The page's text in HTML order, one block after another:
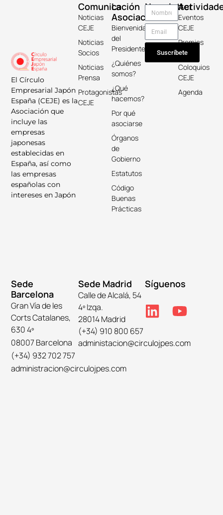
El Círculo
Empresarial Japón
España (CEJE) es la
Asociación que
incluye las
empresas
japonesas
establecidas en
España, así como
las empresas
españolas con
intereses en Japón
La
Asociación
Bienvenida
del
Presidente
¿Quiénes
somos?
¿Qué
hacemos?
Por qué
asociarse
Órganos
de
Gobierno
Estatutos
Código
Buenas
Prácticas
Comunicación
Noticias
CEJE
Noticias
Socios
Noticias
Prensa
Protagonistas
CEJE
Eventos
CEJE
Premios
Keicho
Coloquios
CEJE
Agenda
Newsletter
Suscríbete
Sede
Barcelona
Gran Vía de les
Corts Catalanes,
630 4º
08007 Barcelona
(+34) 932 702 757
administracion@circulojpes.com
Sede Madrid
Calle de Alcalá, 54
4º Izqa.
28014 Madrid
(+34) 910 800 657
administacion@circulojpes.com
Síguenos